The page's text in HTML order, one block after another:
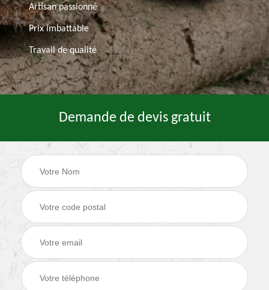
Artisan passionné
Prix imbattable
Travail de qualité
Demande de devis gratuit